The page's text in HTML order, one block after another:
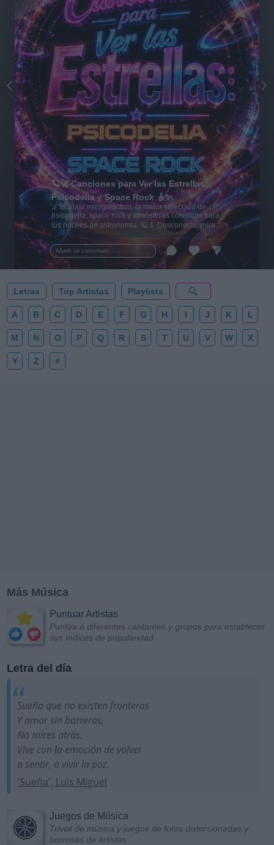
Añadir un comentario ...
🪐🚀 Canciones para Ver las Estrellas:
Psicodelia y Space Rock 🎸✨
🌌🚀 Viaje intergaláctico: la mejor selección de
psicodelia, space rock y atmósferas cósmicas para
tus noches de astronomía. 🪐🎸 Desconecta, mira
al firmamento y siente la gravedad cero. 💾 ¡Guarda
esta colección para tu próxima noche estrellada!
✨⭐
Letras Top Artistas Playlists
A B C D E F G H I J K L
M N O P Q R S T U V W X
Y Z #
Más Música
Puntuar Artistas
Puntúa a diferentes cantantes y grupos para establecer
sus índices de popularidad
Letra del día
Sueña que no existen fronteras
Y amor sin barreras,
No mires atrás.
Vive con la emoción de volver
a sentir, a vivir la paz.
'Sueña', Luis Miguel
Juegos de Música
Trivial de música y juegos de fotos distorsionadas y
borrosas de artistas